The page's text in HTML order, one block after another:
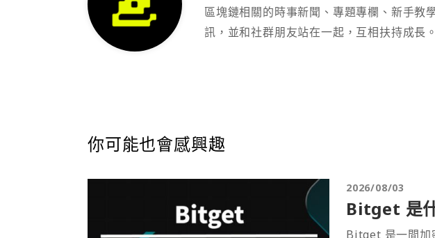
區塊鏈相關的時事新聞、專題專欄、新手教
訊，並和社群朋友站在一起，互相扶持成長。
你可能也會感興趣
2026/08/03
Bitget 是
Bitget 是一間加